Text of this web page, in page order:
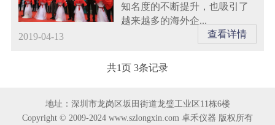
知名度的不断提升，也吸引了
越来越多的海外企...
2019-04-13
查看详情
共1页 3条记录
地址：深圳市龙岗区坂田街道龙璧工业区11栋6楼
Copyright © 2009-2024 www.szlongxin.com 卓禾仪器 版权所有